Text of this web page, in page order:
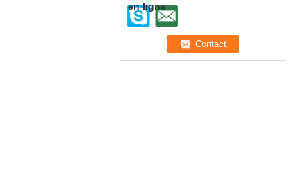
en ligne